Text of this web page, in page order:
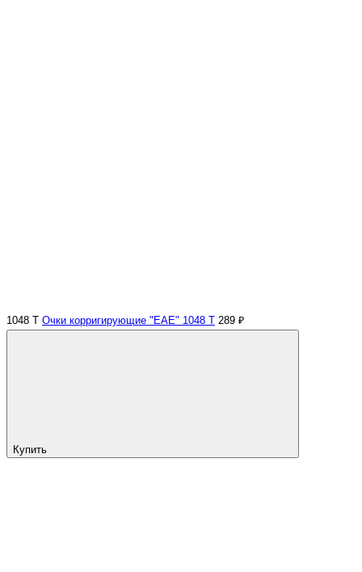
1048 Т Очки корригирующие "EAE" 1048 Т 289 ₽
Купить